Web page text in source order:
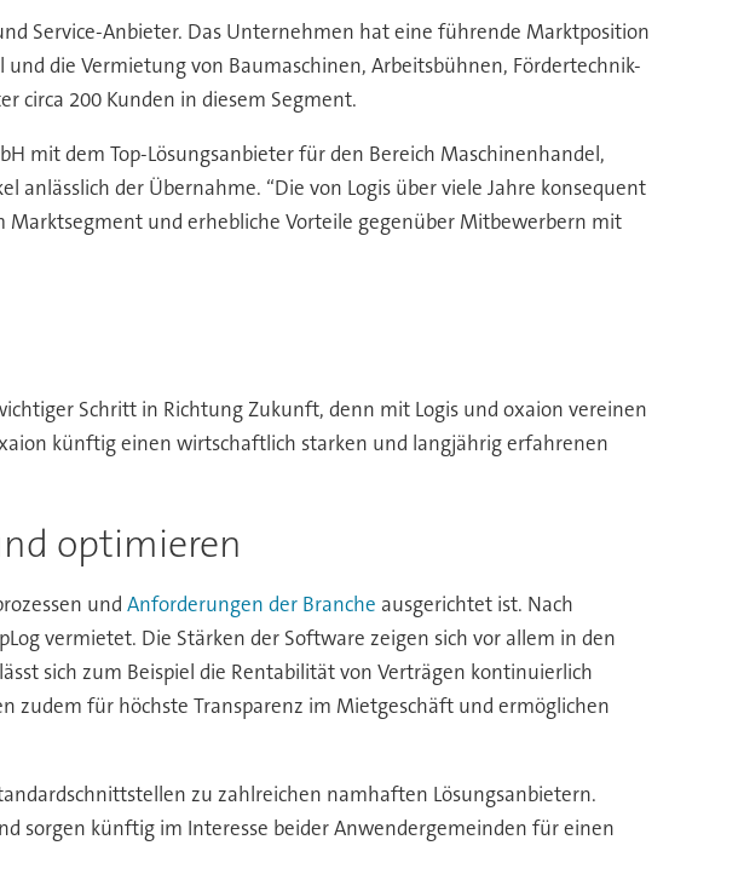
Service-Anbieter. Das Unternehmen hat eine führende Marktposition
die Vermietung von Baumaschinen, Arbeitsbühnen, Fördertechnik-
circa 200 Kunden in diesem Segment.
mit dem Top-Lösungsanbieter für den Bereich Maschinenhandel,
anlässlich der Übernahme. “Die von Logis über viele Jahre konsequent
und erhebliche Vorteile gegenüber Mitbewerbern mit
Schritt in Richtung Zukunft, denn mit Logis und oxaion vereinen
künftig einen wirtschaftlich starken und langjährig erfahrenen
optimieren
und Anforderungen der Branche ausgerichtet ist. Nach
vermietet. Die Stärken der Software zeigen sich vor allem in den
sich zum Beispiel die Rentabilität von Verträgen kontinuierlich
zudem für höchste Transparenz im Mietgeschäft und ermöglichen
zu zahlreichen namhaften Lösungsanbietern.
sorgen künftig im Interesse beider Anwendergemeinden für einen